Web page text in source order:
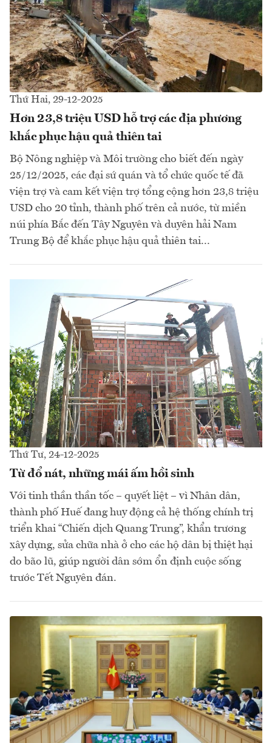
Thứ Hai, 29-12-2025
Hơn 23,8 triệu USD hỗ trợ các địa phương
khắc phục hậu quả thiên tai
Bộ Nông nghiệp và Môi trường cho biết đến ngày
25/12/2025, các đại sứ quán và tổ chức quốc tế đã
viện trợ và cam kết viện trợ tổng cộng hơn 23,8 triệu
USD cho 20 tỉnh, thành phố trên cả nước, từ miền
núi phía Bắc đến Tây Nguyên và duyên hải Nam
Trung Bộ để khắc phục hậu quả thiên tai...
Thứ Tư, 24-12-2025
Từ đổ nát, những mái ấm hồi sinh
Với tinh thần thần tốc – quyết liệt – vì Nhân dân,
thành phố Huế đang huy động cả hệ thống chính trị
triển khai “Chiến dịch Quang Trung”, khẩn trương
xây dựng, sửa chữa nhà ở cho các hộ dân bị thiệt hại
do bão lũ, giúp người dân sớm ổn định cuộc sống
trước Tết Nguyên đán.